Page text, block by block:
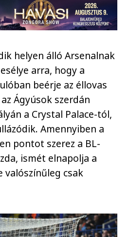
helyen álló Arsenalnak
arra, hogy a
beérje az éllovas
Ágyúsok szerdán
a Crystal Palace-tól,
Amennyiben a
pontot szerez a BL-
ismét elnapolja a
valószínűleg csak